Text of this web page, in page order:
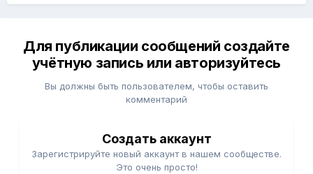
Для публикации сообщений создайте
учётную запись или авторизуйтесь
Вы должны быть пользователем, чтобы оставить
комментарий
Создать аккаунт
Зарегистрируйте новый аккаунт в нашем сообществе.
Это очень просто!